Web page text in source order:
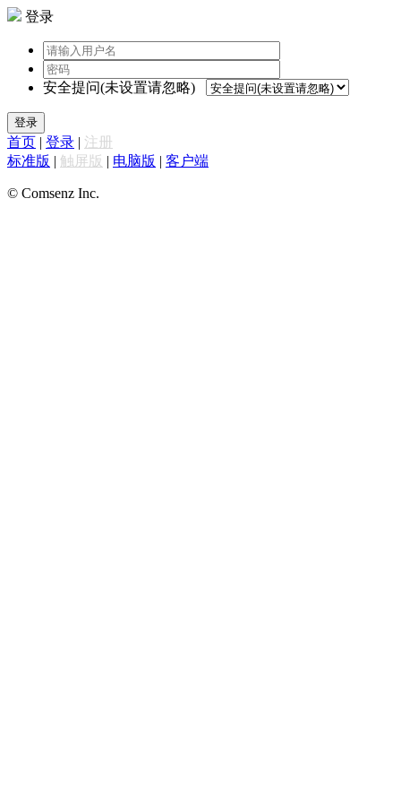
登录
安全提问(未设置请忽略)
登录
首页 | 登录 | 注册
标准版 | 触屏版 | 电脑版 | 客户端
© Comsenz Inc.